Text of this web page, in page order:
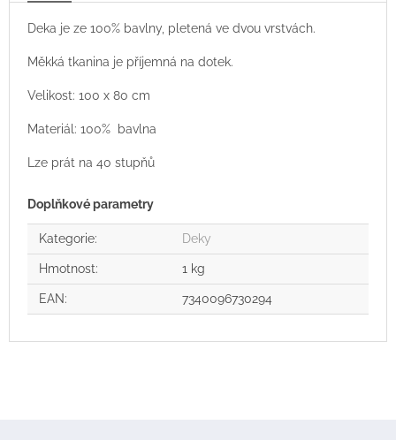
Deka je ze 100% bavlny, pletená ve dvou vrstvách.
Měkká tkanina je příjemná na dotek.
Velikost: 100 x 80 cm
Materiál: 100% bavlna
Lze prát na 40 stupňů
Doplňkové parametry
Kategorie: Deky
Hmotnost: 1 kg
EAN: 7340096730294